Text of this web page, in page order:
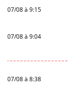
07/08 à 9:15
07/08 à 9:04
07/08 à 8:38